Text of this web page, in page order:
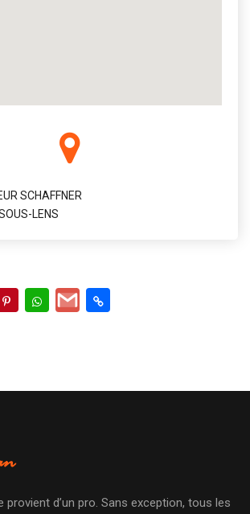
SCHAFFNER
LENS
provient d’un pro. Sans exception, tous les